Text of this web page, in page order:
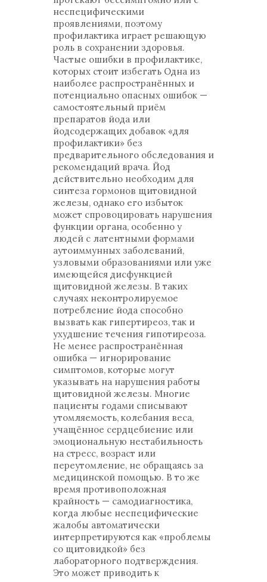
неспецифическими
проявлениями, поэтому
профилактика играет решающую
роль в сохранении здоровья.
Частые ошибки в профилактике,
которых стоит избегать Одна из
наиболее распространённых и
потенциально опасных ошибок —
самостоятельный приём
препаратов йода или
йодсодержащих добавок «для
профилактики» без
предварительного обследования и
рекомендаций врача. Йод
действительно необходим для
синтеза гормонов щитовидной
железы, однако его избыток
может спровоцировать нарушения
функции органа, особенно у
людей с латентными формами
аутоиммунных заболеваний,
узловыми образованиями или уже
имеющейся дисфункцией
щитовидной железы. В таких
случаях неконтролируемое
потребление йода способно
вызвать как гипертиреоз, так и
ухудшение течения гипотиреоза.
Не менее распространённая
ошибка — игнорирование
симптомов, которые могут
указывать на нарушения работы
щитовидной железы. Многие
пациенты годами списывают
утомляемость, колебания веса,
учащённое сердцебиение или
эмоциональную нестабильность
на стресс, возраст или
переутомление, не обращаясь за
медицинской помощью. В то же
время противоположная
крайность — самодиагностика,
когда любые неспецифические
жалобы автоматически
интерпретируются как «проблемы
со щитовидкой» без
лабораторного подтверждения.
Это может приводить к